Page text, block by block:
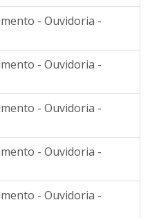
- Ouvidoria -
- Ouvidoria -
- Ouvidoria -
- Ouvidoria -
- Ouvidoria -